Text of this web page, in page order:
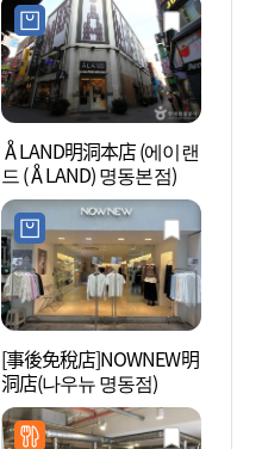
ÅLAND明洞本店 (에이랜
드 (ÅLAND) 명동본점)
[事後免稅店]NOWNEW明
洞店(나우뉴 명동점)